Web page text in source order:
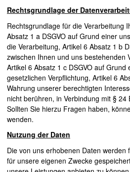
Rechtsgrundlage der
Rechtsgrundlage für die Verarbeitung
Absatz 1 a DSGVO auf Grund einer
die Verarbeitung, Artikel 6 Absatz 1 b
zwischen Ihnen und uns bestehenden
Artikel 6 Absatz 1 c DSGVO auf Grund
gesetzlichen Verpflichtung, Artikel 6
Wahrung unserer berechtigten
nicht berühren, in Verbindung mit § 24
Sollten Sie hierzu Fragen haben,
wenden.
Nutzung der Daten
Die von uns erhobenen Daten werden
für unsere eigenen Zwecke